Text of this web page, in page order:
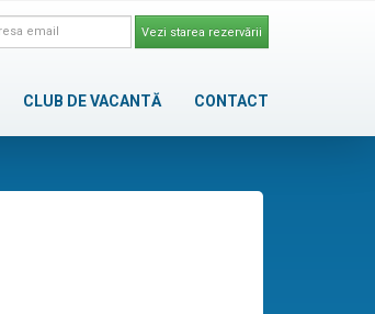
Vezi starea rezervării
CLUB DE VACANTĂ CONTACT